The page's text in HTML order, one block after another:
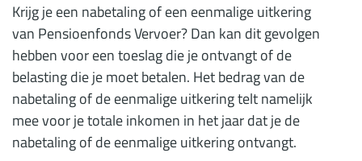
Krijg je een nabetaling of een eenmalige uitkering
van Pensioenfonds Vervoer? Dan kan dit gevolgen
hebben voor een toeslag die je ontvangt of de
belasting die je moet betalen. Het bedrag van de
nabetaling of de eenmalige uitkering telt namelijk
mee voor je totale inkomen in het jaar dat je de
nabetaling of de eenmalige uitkering ontvangt.